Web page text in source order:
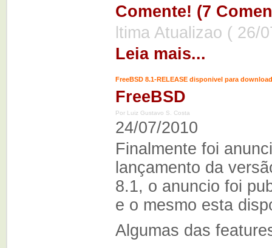
Comente! (7
ltima Atualizao ( 26/
Leia mais...
FreeBSD 8.1-RELEASE disponivel para download
FreeBSD
Por Luiz Gustavo S. Costa
24/07/2010
Finalmente foi
lançamento da
8.1, o anuncio foi
e o mesmo esta
Algumas das